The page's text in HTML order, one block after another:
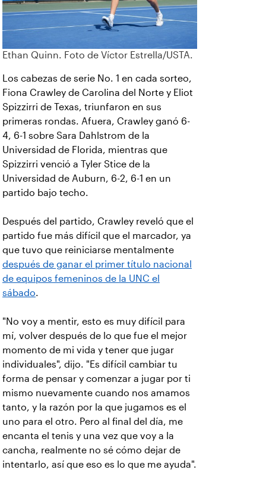
Ethan Quinn. Foto de Víctor Estrella/USTA.
Los cabezas de serie No. 1 en cada sorteo,
Fiona Crawley de Carolina del Norte y Eliot
Spizzirri de Texas, triunfaron en sus
primeras rondas. Afuera, Crawley ganó 6-
4, 6-1 sobre Sara Dahlstrom de la
Universidad de Florida, mientras que
Spizzirri venció a Tyler Stice de la
Universidad de Auburn, 6-2, 6-1 en un
partido bajo techo.
Después del partido, Crawley reveló que el
partido fue más difícil que el marcador, ya
que tuvo que reiniciarse mentalmente
después de ganar el primer título nacional
de equipos femeninos de la UNC el
sábado.
"No voy a mentir, esto es muy difícil para
mí, volver después de lo que fue el mejor
momento de mi vida y tener que jugar
individuales", dijo. "Es difícil cambiar tu
forma de pensar y comenzar a jugar por ti
mismo nuevamente cuando nos amamos
tanto, y la razón por la que jugamos es el
uno para el otro. Pero al final del día, me
encanta el tenis y una vez que voy a la
cancha, realmente no sé cómo dejar de
intentarlo, así que eso es lo que me ayuda".